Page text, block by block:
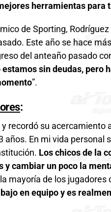
herramientas para
de Sporting,
Este año se hace
del anteaño pasado
sin deudas, pero
”.
:
recordó su acercamiento
años. En mi vida personal
Los chicos de la
y cambiar un poco la
mayoría de los jugadores
en equipo y es